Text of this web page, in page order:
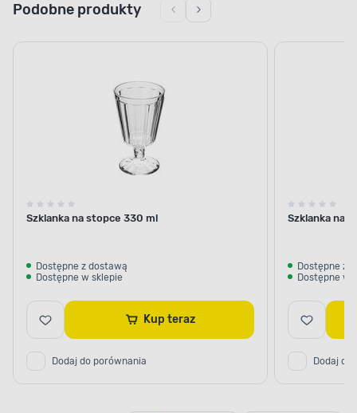
Podobne produkty
Szklanka na stopce 330 ml
Dostępne z dostawą
Dostępne w sklepie
Kup teraz
Dodaj do porównania
Szklanka na
Dostępne z
Dostępne w
Dodaj do